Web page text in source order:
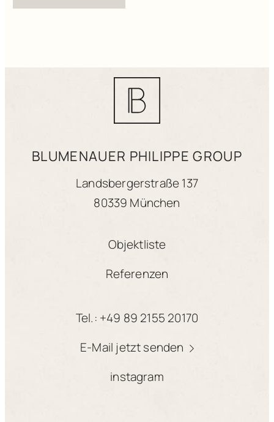
haben. Was das Gesetz sagt […]
Objektliste
Referenzen
BLUMENAUER PHILIPPE GROUP
Landsbergerstraße 137
80339 München
Tel.: +49 89 2155 20170
E-Mail jetzt senden
instagram